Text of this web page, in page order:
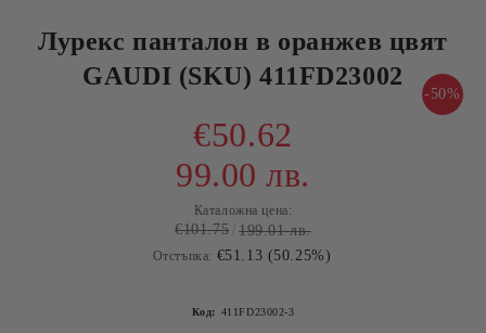
Лурекс панталон в оранжев цвят
GAUDI (SKU) 411FD23002
-50%
€50.62
99.00 лв.
Каталожна цена:
€101.75 199.01 лв.
Отстъпка: €51.13 (50.25%)
Код: 411FD23002-3